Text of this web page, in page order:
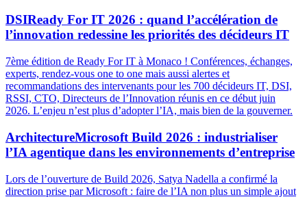
DSIReady For IT 2026 : quand l’accélération de
l’innovation redessine les priorités des décideurs IT
7ème édition de Ready For IT à Monaco ! Conférences, échanges,
experts, rendez-vous one to one mais aussi alertes et
recommandations des intervenants pour les 700 décideurs IT, DSI,
RSSI, CTO, Directeurs de l’Innovation réunis en ce début juin
2026. L’enjeu n’est plus d’adopter l’IA, mais bien de la gouverner.
ArchitectureMicrosoft Build 2026 : industrialiser
l’IA agentique dans les environnements d’entreprise
Lors de l’ouverture de Build 2026, Satya Nadella a confirmé la
direction prise par Microsoft : faire de l’IA non plus un simple ajout